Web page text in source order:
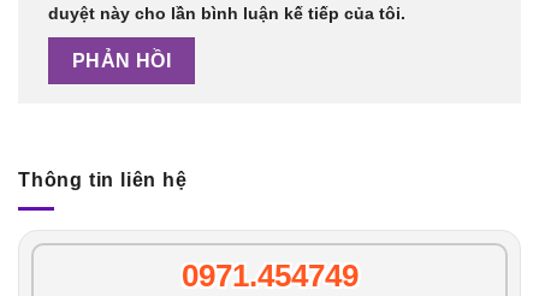
duyệt này cho lần bình luận kế tiếp của tôi.
Thông tin liên hệ
0971.454749